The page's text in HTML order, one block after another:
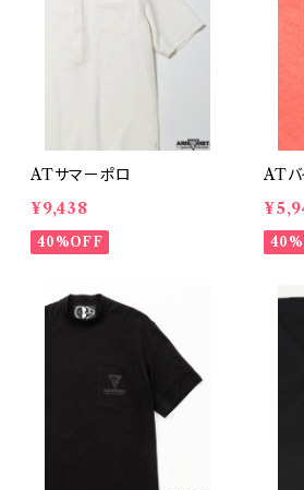
ATサマーポロ
¥9,438
40%OFF
ATバ